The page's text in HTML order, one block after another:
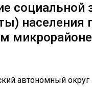
социальной
населения
микрорайоне
автономный